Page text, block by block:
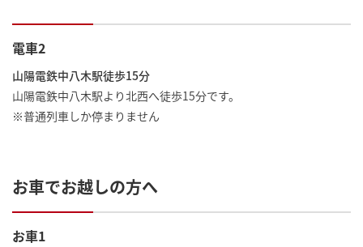
電車2
山陽電鉄中八木駅徒歩15分
山陽電鉄中八木駅より北西へ徒歩15分です。
※普通列車しか停まりません
お車でお越しの方へ
お車1